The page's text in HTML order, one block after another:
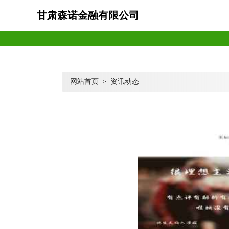
甘肃森诺金融有限公司
网站首页 > 资讯动态